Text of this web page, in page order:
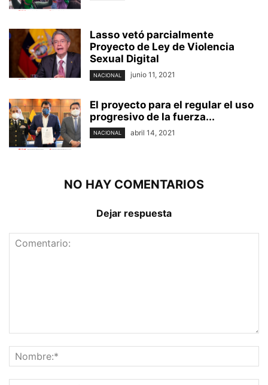
Lasso vetó parcialmente
Proyecto de Ley de Violencia
Sexual Digital
NACIONAL junio 11, 2021
El proyecto para el regular el uso
progresivo de la fuerza...
NACIONAL abril 14, 2021
NO HAY COMENTARIOS
Dejar respuesta